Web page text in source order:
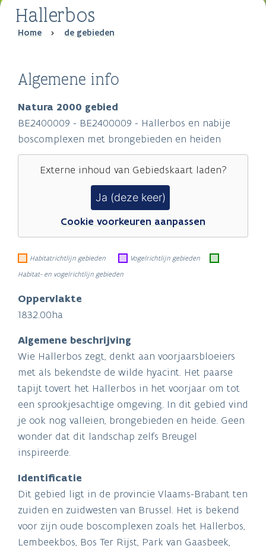
Hallerbos
Breadcrumb
Home de gebieden
Algemene info
Natura 2000 gebied
BE2400009 - BE2400009 - Hallerbos en nabije
boscomplexen met brongebieden en heiden
Externe inhoud van Gebiedskaartladen?
Ja (deze keer)
Cookie voorkeuren aanpassen
Habitatrichtlijn gebieden
Vogelrichtlijn gebieden
Habitat- en vogelrichtlijn gebieden
Oppervlakte
1832.00ha
Algemene beschrijving
Wie Hallerbos zegt, denkt aan voorjaarsbloeiers
met als bekendste de wilde hyacint. Het paarse
tapijt tovert het Hallerbos in het voorjaar om tot
een sprookjesachtige omgeving. In dit gebied vind
je ook nog valleien, brongebieden en heide. Geen
wonder dat dit landschap zelfs Breugel
inspireerde.
Identificatie
Dit gebied ligt in de provincie Vlaams-Brabant ten
zuiden en zuidwesten van Brussel. Het is bekend
voor zijn oude boscomplexen zoals het Hallerbos,
Lembeekbos, Bos Ter Rijst, Park van Gaasbeek,